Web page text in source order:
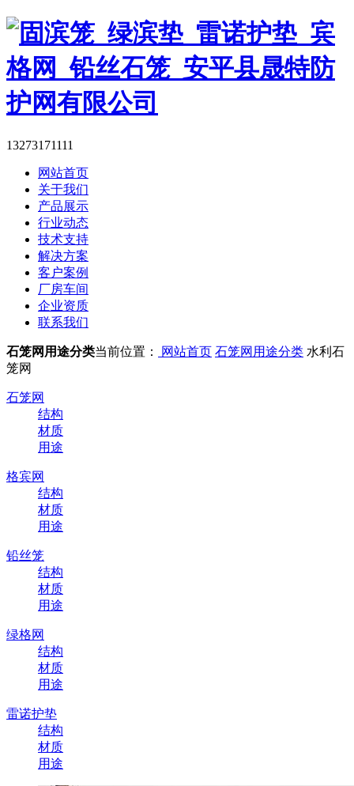
13273171111
网站首页
关于我们
产品展示
行业动态
技术支持
解决方案
客户案例
厂房车间
企业资质
联系我们
石笼网用途分类当前位置： 网站首页 石笼网用途分类 水利石
笼网
石笼网
结构
材质
用途
格宾网
结构
材质
用途
铅丝笼
结构
材质
用途
绿格网
结构
材质
用途
雷诺护垫
结构
材质
用途